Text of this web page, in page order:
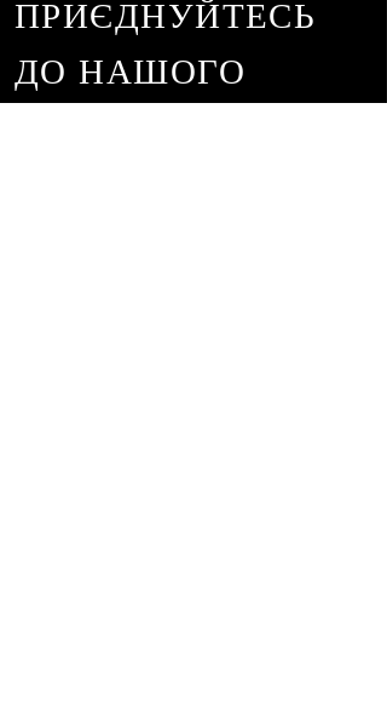
ПРИЄДНУЙТЕСЬ
ДО НАШОГО